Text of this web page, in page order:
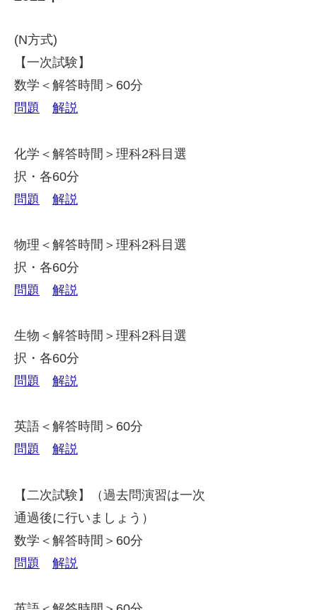
(N方式)
【一次試験】
数学＜解答時間＞60分
問題
解説
化学＜解答時間＞理科2科目選
択・各60分
問題
解説
物理＜解答時間＞理科2科目選
択・各60分
問題
解説
生物＜解答時間＞理科2科目選
択・各60分
問題
解説
英語＜解答時間＞60分
問題
解説
【二次試験】（過去問演習は一次
通過後に行いましょう）
数学＜解答時間＞60分
問題
解説